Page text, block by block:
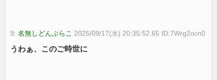
9:名無しどんぶらこ 2025/09/17(水) 20:35:52.65 ID:7Wrg2ocn0
うわぁ、このご時世に